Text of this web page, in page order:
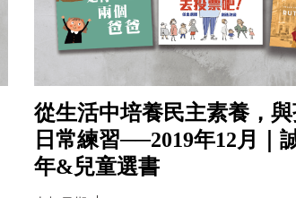
從生活中培養民主素養，
日常練習──2019年12月｜
年&兒童選書